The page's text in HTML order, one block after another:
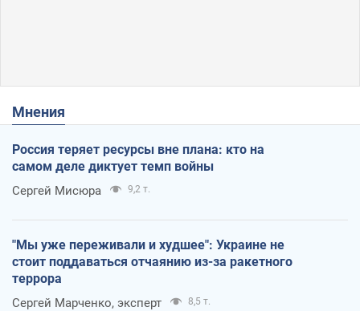
Мнения
Россия теряет ресурсы вне плана: кто на
самом деле диктует темп войны
Сергей Мисюра 9,2 т.
"Мы уже переживали и худшее": Украине не
стоит поддаваться отчаянию из-за ракетного
террора
Сергей Марченко, эксперт 8,5 т.